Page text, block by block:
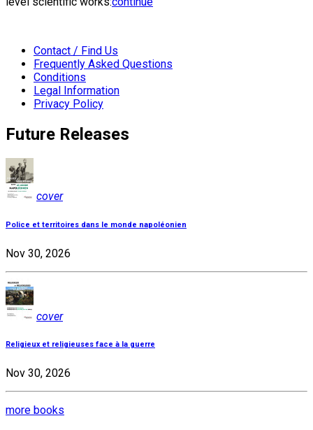
Contact / Find Us
Frequently Asked Questions
Conditions
Legal Information
Privacy Policy
Future Releases
cover
Police et territoires dans le monde napoléonien
Nov 30, 2026
cover
Religieux et religieuses face à la guerre
Nov 30, 2026
more books